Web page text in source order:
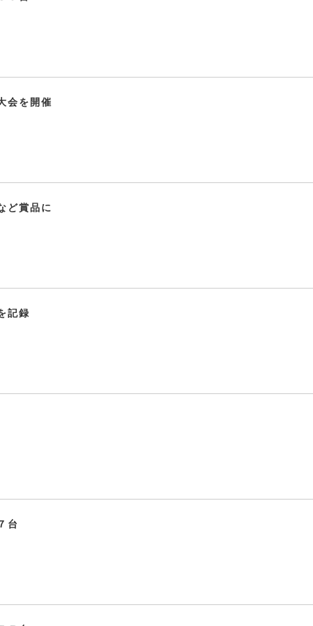
会を開催
ど賞品に
記録
台